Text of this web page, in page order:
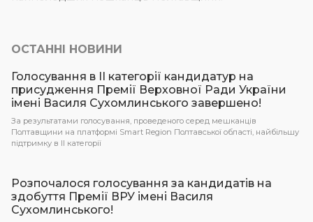
ОСТАННІ НОВИНИ
Голосування в ІІ категорії кандидатур на
присудження Премії Верховної Ради України
імені Василя Сухомлинського завершено!
За результатами голосування, проведеного серед мешканців
Полтавщини на платформі Smart Region Полтавської області, найбільшу
підтримку в ІІ категорії
Розпочалося голосування за кандидатів на
здобуття Премії ВРУ імені Василя
Сухомлинського!